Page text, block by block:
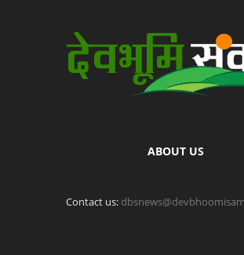
ABOUT US
Contact us: